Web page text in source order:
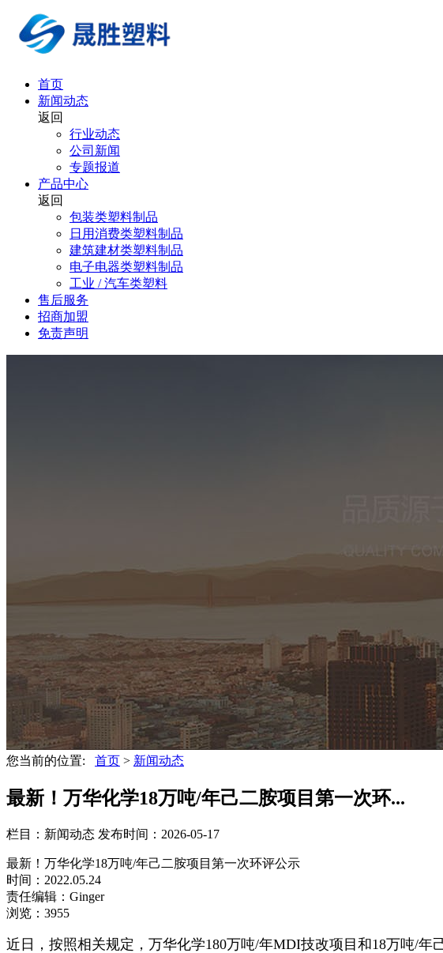
首页
新闻动态
返回
行业动态
公司新闻
专题报道
产品中心
返回
包装类塑料制品
日用消费类塑料制品
建筑建材类塑料制品
电子电器类塑料制品
工业 / 汽车类塑料
售后服务
招商加盟
免责声明
您当前的位置: 首页 > 新闻动态
最新！万华化学18万吨/年己二胺项目第一次环...
栏目：新闻动态 发布时间：2026-05-17
最新！万华化学18万吨/年己二胺项目第一次环评公示
时间：2022.05.24
责任编辑：Ginger
浏览：3955
近日，按照相关规定，万华化学180万吨/年MDI技改项目和18万吨/